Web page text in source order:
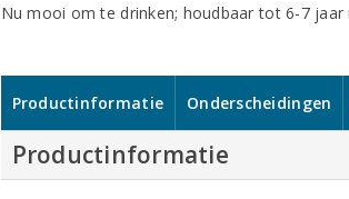
Nu mooi om te drinken; houdbaar tot 6-7 jaar
Productinformatie Onderscheidingen
Productinformatie